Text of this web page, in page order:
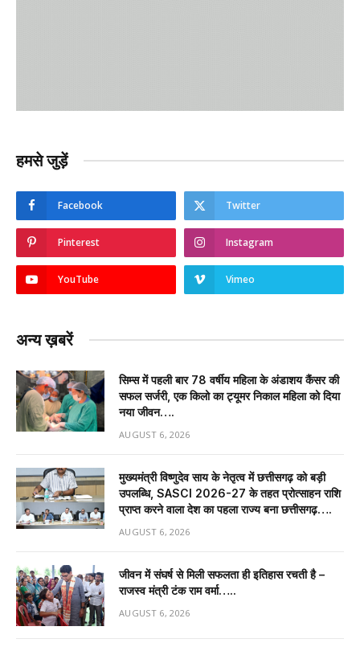
हमसे जुड़ें
Facebook Twitter
Pinterest Instagram
YouTube Vimeo
अन्य ख़बरें
सिम्स में पहली बार 78 वर्षीय महिला के अंडाशय कैंसर की
सफल सर्जरी, एक किलो का ट्यूमर निकाल महिला को दिया
नया जीवन….
AUGUST 6, 2026
मुख्यमंत्री विष्णुदेव साय के नेतृत्व में छत्तीसगढ़ को बड़ी
उपलब्धि, SASCI 2026-27 के तहत प्रोत्साहन राशि
प्राप्त करने वाला देश का पहला राज्य बना छत्तीसगढ़….
AUGUST 6, 2026
जीवन में संघर्ष से मिली सफलता ही इतिहास रचती है –
राजस्व मंत्री टंक राम वर्मा…..
AUGUST 6, 2026